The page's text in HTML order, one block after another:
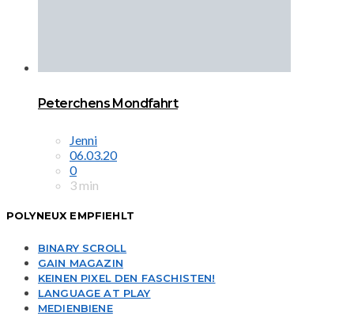
Peterchens Mondfahrt
Jenni
06.03.20
0
3 min
POLYNEUX EMPFIEHLT
BINARY SCROLL
GAIN MAGAZIN
KEINEN PIXEL DEN FASCHISTEN!
LANGUAGE AT PLAY
MEDIENBIENE